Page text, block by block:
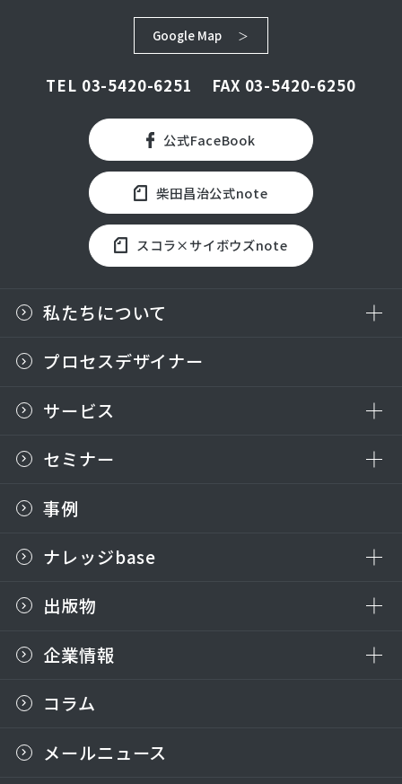
Google Map
TEL 03-5420-6251 FAX 03-5420-6250
公式FaceBook
柴田昌治公式note
スコラ×サイボウズnote
私たちについて
プロセスデザイナー
サービス
セミナー
事例
ナレッジbase
出版物
企業情報
コラム
メールニュース